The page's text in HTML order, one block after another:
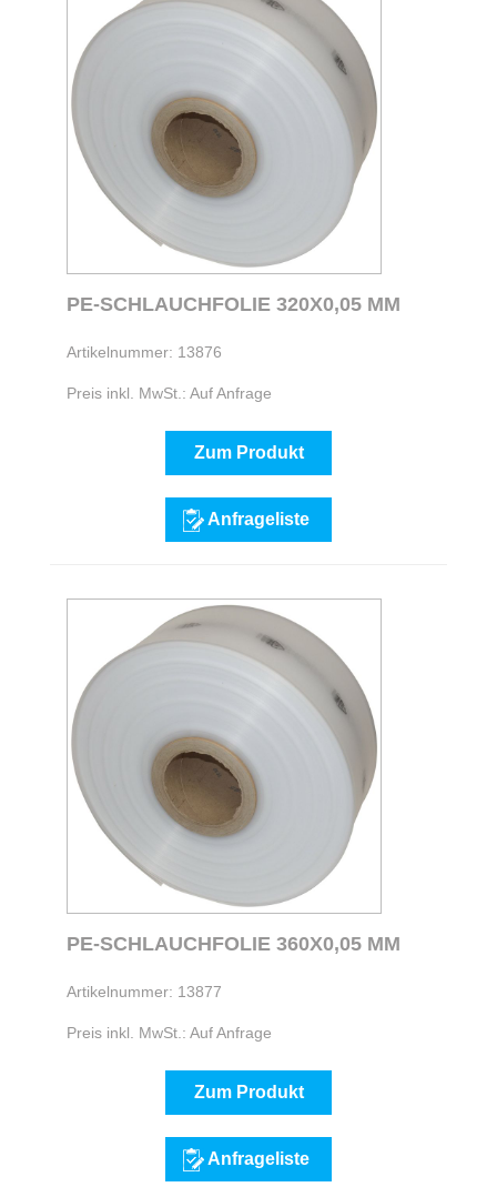
PE-SCHLAUCHFOLIE 320X0,05 MM
Artikelnummer: 13876
Preis inkl. MwSt.: Auf Anfrage
Zum Produkt
Anfrageliste
PE-SCHLAUCHFOLIE 360X0,05 MM
Artikelnummer: 13877
Preis inkl. MwSt.: Auf Anfrage
Zum Produkt
Anfrageliste